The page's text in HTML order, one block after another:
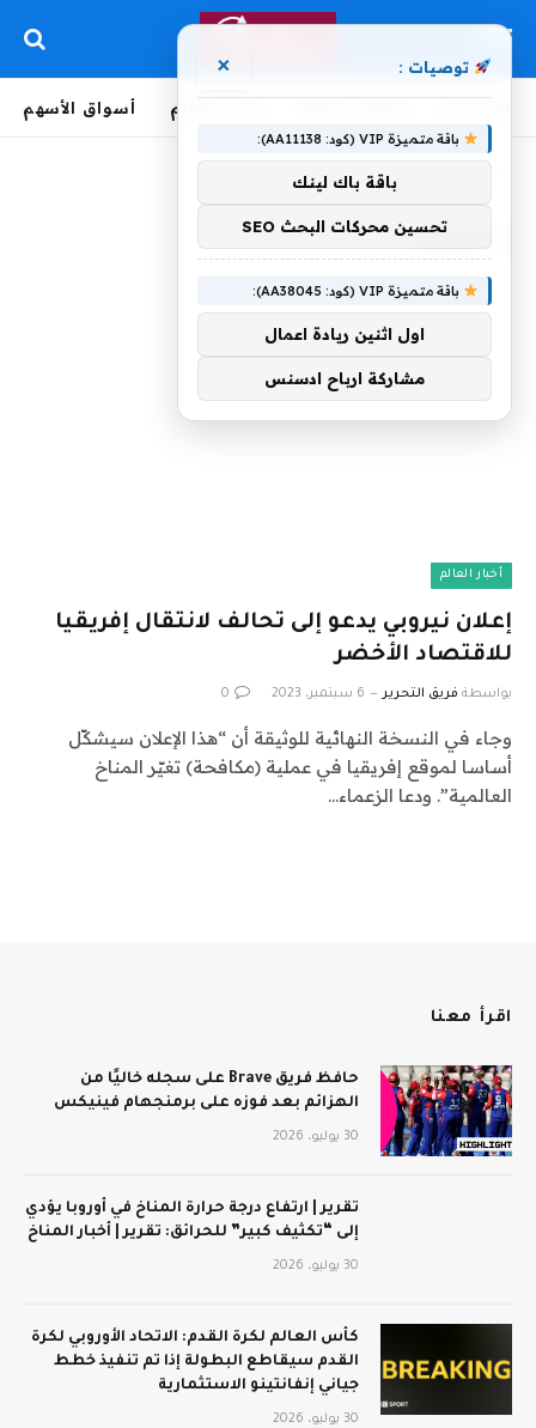
أخبار العالم أسواق الأسهم
لانتقال
أخبار العالم
إعلان نيروبي يدعو إلى تحالف لانتقال إفريقيا
للاقتصاد الأخضر
بواسطة فريق التحرير 6 سبتمبر، 2023 0
وجاء في النسخة النهائية للوثيقة أن “هذا الإعلان سيشكّل
أساسا لموقع إفريقيا في عملية (مكافحة) تغيّر المناخ
العالمية”. ودعا الزعماء…
اقرأ معنا
حافظ فريق Brave على سجله خاليًا من
الهزائم بعد فوزه على برمنجهام فينيكس
30 يوليو، 2026
تقرير | ارتفاع درجة حرارة المناخ في أوروبا يؤدي
إلى “تكثيف كبير” للحرائق: تقرير | أخبار المناخ
30 يوليو، 2026
كأس العالم لكرة القدم: الاتحاد الأوروبي لكرة
القدم سيقاطع البطولة إذا تم تنفيذ خطط
جياني إنفانتينو الاستثمارية
30 يوليو، 2026
توصيات : ×
باقة متميزة VIP (كود: AA11138):
باقة باك لينك
تحسين محركات البحث SEO
باقة متميزة VIP (كود: AA38045):
اول اثنين ريادة اعمال
مشاركة ارباح ادسنس